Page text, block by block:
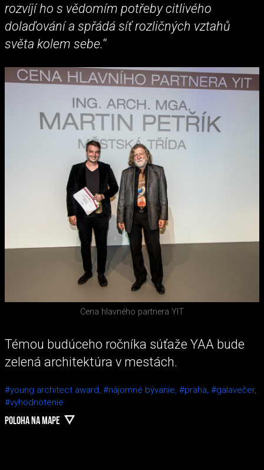
rozvíjí ho s vědomím potřeby citlivého
dolaďování a spřádá síť rozličných vztahů
světa kolem sebe.“
Cena hlavného partnera YIT
Témou budúceho ročníka súťaže YAA bude
zelená architektúra v mestách.
#young architect award, #nájomné bývanie, #praha, #galavečer,
#vyhodnotenie
POLOHA NA MAPE